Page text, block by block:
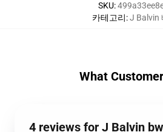
SKU:
카테고리:J Balvin
What
4 reviews for J Balvin